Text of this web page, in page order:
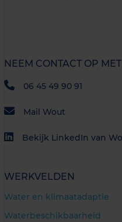
NEEM CONTACT OP
06 45 49 90 91
Mail Wout
Bekijk LinkedIn van
WERKVELDEN
Water en klimaatadaptie
Waterbeschikbaarheid